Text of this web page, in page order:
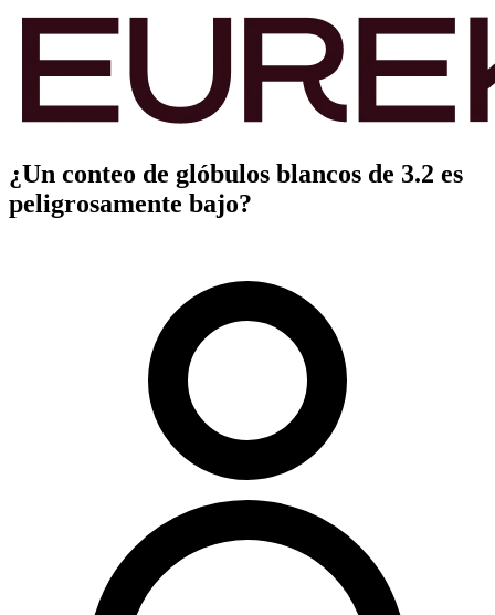
¿Un conteo de glóbulos blancos de 3.2 es
peligrosamente bajo?